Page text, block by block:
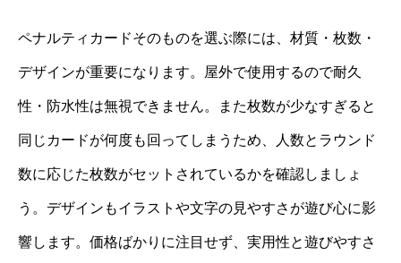
ペナルティカードそのものを選ぶ際には、材質・枚数・
デザインが重要になります。屋外で使用するので耐久
性・防水性は無視できません。また枚数が少なすぎると
同じカードが何度も回ってしまうため、人数とラウンド
数に応じた枚数がセットされているかを確認しましょ
う。デザインもイラストや文字の見やすさが遊び心に影
響します。価格ばかりに注目せず、実用性と遊びやすさ